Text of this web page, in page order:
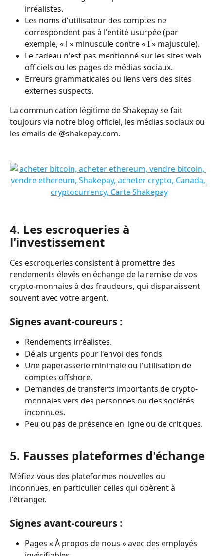
irréalistes.
Les noms d'utilisateur des comptes ne
correspondent pas à l'entité usurpée (par
exemple, « l » minuscule contre « I » majuscule).
Le cadeau n'est pas mentionné sur les sites web
officiels ou les pages de médias sociaux.
Erreurs grammaticales ou liens vers des sites
externes suspects.
La communication légitime de Shakepay se fait
toujours via notre blog officiel, les médias sociaux ou
les emails de @shakepay.com.
4. Les escroqueries à
l'investissement
Ces escroqueries consistent à promettre des
rendements élevés en échange de la remise de vos
crypto-monnaies à des fraudeurs, qui disparaissent
souvent avec votre argent.
Signes avant-coureurs :
Rendements irréalistes.
Délais urgents pour l'envoi des fonds.
Une paperasserie minimale ou l'utilisation de
comptes offshore.
Demandes de transferts importants de crypto-
monnaies vers des personnes ou des sociétés
inconnues.
Peu ou pas de présence en ligne ou de critiques.
5. Fausses plateformes d'échange
Méfiez-vous des plateformes nouvelles ou
inconnues, en particulier celles qui opèrent à
l'étranger.
Signes avant-coureurs :
Pages « À propos de nous » avec des employés